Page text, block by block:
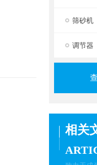
筛砂机
调节器
相关